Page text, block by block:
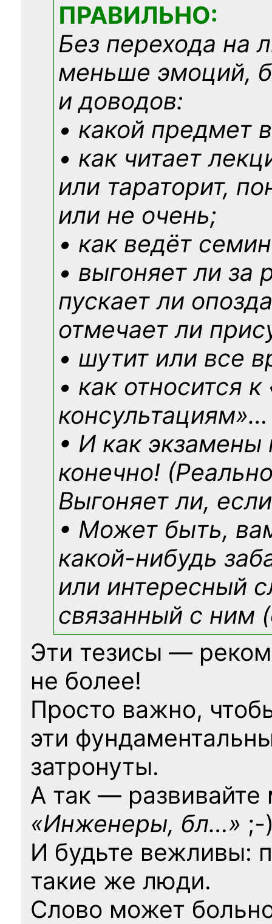
ПРАВИЛЬНО:
Без перехода на
меньше эмоций,
и доводов:
• какой предмет
• как читает
или тараторит,
или не очень;
• как ведёт
• выгоняет ли за
пускает ли
отмечает ли
• шутит или все
• как относится
консультациям»…
• И как экзамены
конечно!
Выгоняет ли,
• Может быть,
какой-нибудь
или интересный
связанный с ним
Эти тезисы —
не более!
Просто важно,
эти
затронуты.
А так — развивайте
«Инженеры, бл…» ;-
И будьте вежливы:
такие же люди.
Слово может